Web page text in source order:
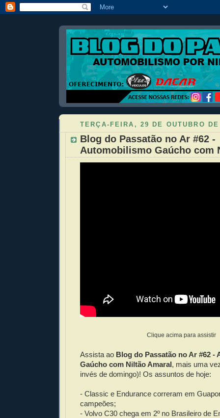
TERÇA-FEIRA, 29 DE OUTUBRO
Blog do Passatão no Ar #62 -
Automobilismo Gaúcho com
Clique acima para assistir
Assista ao Blog do Passatão no Ar #62 -
Gaúcho com Niltão Amaral, mais uma
invés de domingo)! Os assuntos de hoje:
- Classic e Endurance correram em
campeões;
- Volvo C30 chega em 2º no Brasileiro de